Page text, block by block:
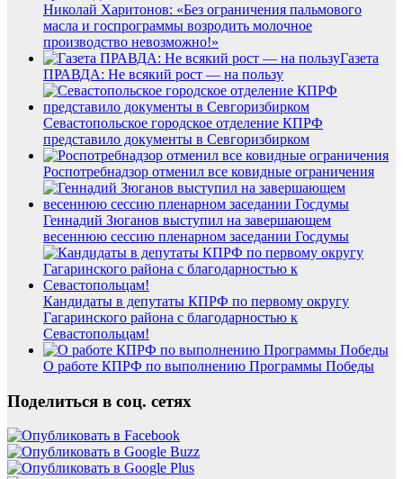
Николай Харитонов: «Без ограничения пальмового
масла и госпрограммы возродить молочное
производство невозможно!»
Газета
ПРАВДА: Не всякий рост — на пользу
Севастопольское городское отделение КПРФ
представило документы в Севгоризбирком
Роспотребнадзор отменил все ковидные ограничения
Геннадий Зюганов выступил на завершающем
весеннюю сессию пленарном заседании Госдумы
Кандидаты в депутаты КПРФ по первому округу
Гагаринского района с благодарностью к
Севастопольцам!
О работе КПРФ по выполнению Программы Победы
Поделиться в соц. сетях